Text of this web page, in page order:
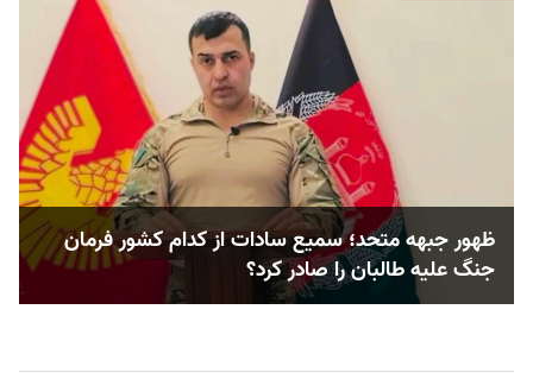
ظهور جبهه متحد؛ سمیع سادات از کدام کشور فرمان
جنگ علیه طالبان را صادر کرد؟